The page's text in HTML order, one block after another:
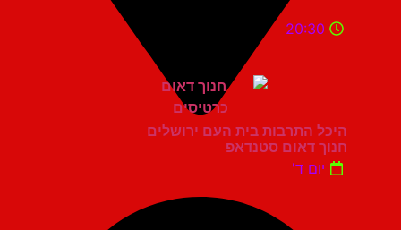
היכל התרבות בית העם ירושלים
20:30
חנוך דאום סטנדאפ
יום ד'